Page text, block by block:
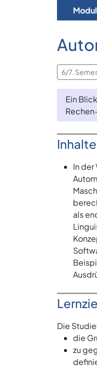
6/7.
Ein
Inhalte
In
als
Die
die
zu